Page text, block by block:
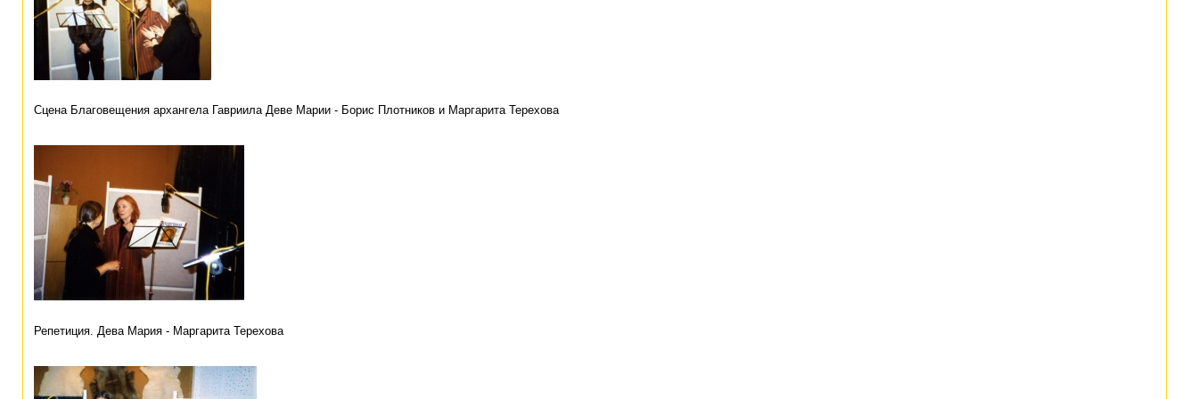
Сцена Благовещения архангела Гавриила Деве Марии - Борис Плотников и Маргарита Терехова
Репетиция. Дева Мария - Маргарита Терехова